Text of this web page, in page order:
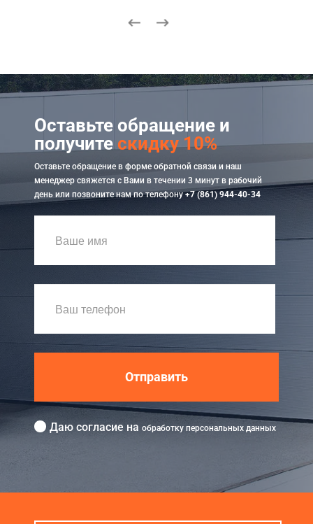
Оставьте обращение и
получитескидку 10%
Оставьте обращение в форме обратной связи и наш
менеджер свяжется с Вами в течении 3 минут в рабочий
день или позвоните нам по телефону+7 (861) 944-40-34
Отправить
Даю согласие на обработку персональных данных